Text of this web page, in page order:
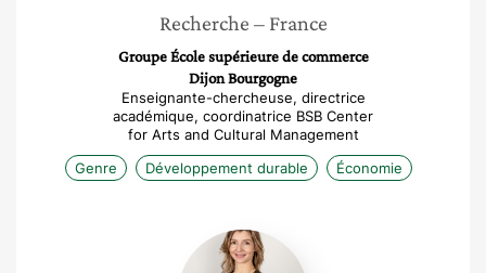
Recherche – France
Groupe École supérieure de commerce
Dijon Bourgogne
Enseignante-chercheuse, directrice
académique, coordinatrice BSB Center
for Arts and Cultural Management
Genre
Développement durable Économie
Fleur
Jourdan